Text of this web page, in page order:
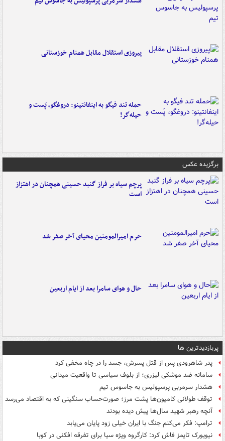
پیروزی استقلال مقابل همنام خوزستانی
حمله تند فیگو به اینفانتینو: دروغگو، پَست‌ و
حیله‌گر!
برگزیده عکس
پرچم سیاه بر فراز گنبد حسینی همچنان در اهتزاز
است
حرم امیرالمومنین محیای آخر صفر شد
حال و هوای سامرا بعد از ایام اربعین
پربازدیدترین ها
پدر شاهرودی پس از قتل پسرش، جسد را در چاه مخفی کرد
سامانه ضد موشکی لیزری؛ از بلوف سیاسی تا واقعیت میدانی
هشدار سرمربی پرسپولیس به جاسوس تیم
توقف طولانی کامیون‌ها پشت مرز؛ صورت‌حساب سنگینی که به اقتصاد می‌رسد
آنچه رهبر شهید سال‌ها پیش دیده بودند
ترامپ: فکر می‌کنم جنگ با ایران خیلی زود پایان می‌یابد
نیویورک تایمز فاش کرد: کارگروه ویژه سیا برای تفرقه افکنی در کوبا